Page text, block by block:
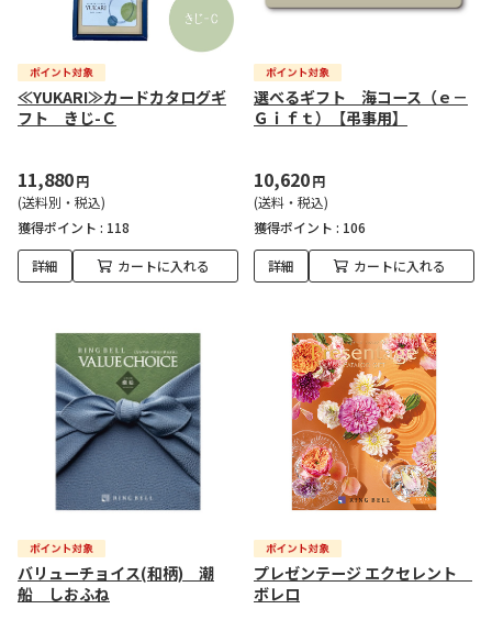
≪YUKARI≫カードカタログギ
フト きじ-Ｃ
11,880円
(送料別・税込)
獲得ポイント : 118
詳細 カートに入れる
選べるギフト 海コース（ｅ－
Ｇｉｆｔ）【弔事用】
10,620円
(送料・税込)
獲得ポイント : 106
詳細 カートに入れる
バリューチョイス(和柄) 潮
船 しおふね
プレゼンテージ エクセレント
ボレロ